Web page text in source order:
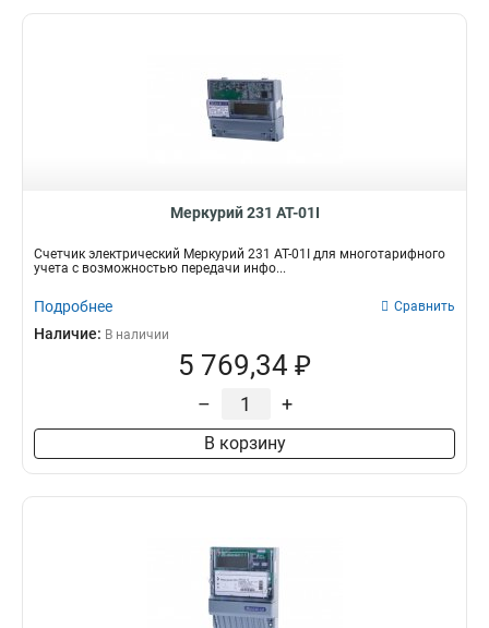
Меркурий 231 АТ-01I
Счетчик электрический Меркурий 231 АТ-01I для многотарифного
учета с возможностью передачи инфо...
Подробнее Сравнить
Наличие: В наличии
5 769,34 ₽
– +
В корзину